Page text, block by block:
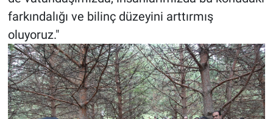
farkındalığı ve bilinç düzeyini arttırmış
oluyoruz."